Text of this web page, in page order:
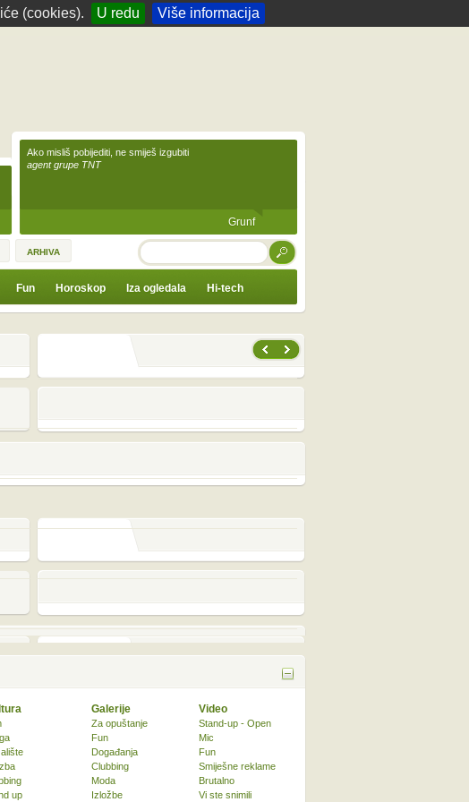
(cookies). U redu Više informacija
Ako misliš pobijediti, ne smiješ izgubiti
agent grupe TNT
Grunf
ARHIVA TRAŽI
Fun Horoskop Iza ogledala Hi-tech
up
Galerije
Za opuštanje
Fun
Događanja
Clubbing
Moda
Izložbe
Video
Stand-up - Open
Mic
Fun
Smiješne reklame
Brutalno
Vi ste snimili